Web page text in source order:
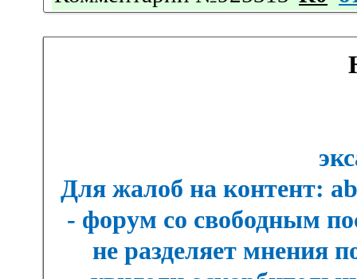
Для жалоб на контент:
- форум со свободным
не разделяет мнения